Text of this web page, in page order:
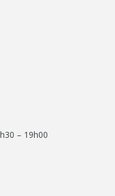
– 19h00